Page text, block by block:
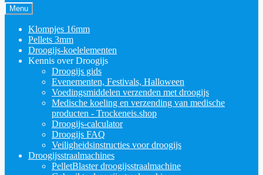
Menu
Klompjes 16mm
Pellets 3mm
Droogijs-koelelementen
Kennis over Droogijs
Droogijs gids
Evenementen, Festivals, Halloween
Voedingsmiddelen verzenden met droogijs
Medische koeling en verzending van medische
producten - Trockeneis.shop
Droogijs-calculator
Droogijs FAQ
Veiligheidsinstructies voor droogijs
Droogijsstraalmachines
PelletBlaster droogijsstraalmachine